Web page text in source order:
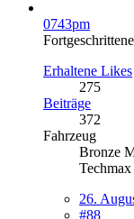
0743pm
Erhaltene Likes
275
Beiträge
372
Fahrzeug
Bronze
26.
#88